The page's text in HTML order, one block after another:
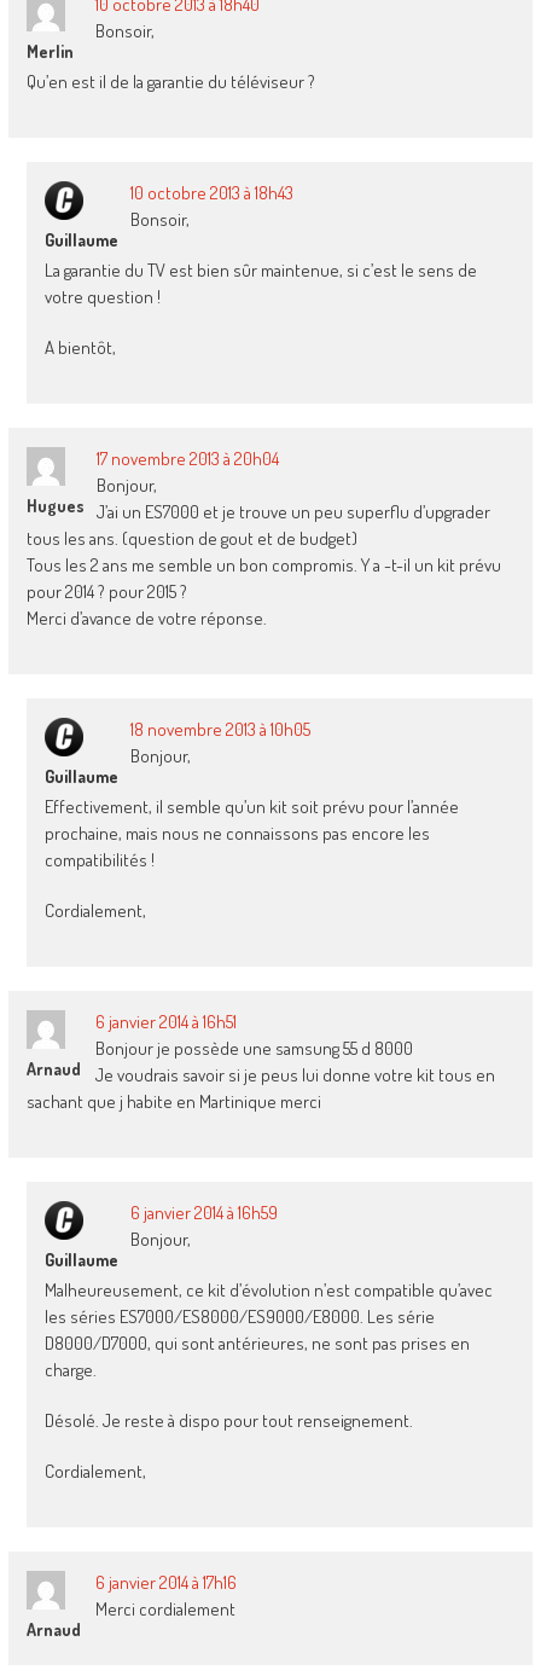
Merlin
Bonsoir,
Qu’en est il de la garantie du téléviseur ?
Guillaume
10 octobre 2013 à 18h43
Bonsoir,
La garantie du TV est bien sûr maintenue, si c’est le sens de
votre question !
A bientôt,
Hugues
17 novembre 2013 à 20h04
Bonjour,
J’ai un ES7000 et je trouve un peu superflu d’upgrader
tous les ans. (question de gout et de budget)
Tous les 2 ans me semble un bon compromis. Y a -t-il un kit prévu
pour 2014 ? pour 2015 ?
Merci d’avance de votre réponse.
Guillaume
18 novembre 2013 à 10h05
Bonjour,
Effectivement, il semble qu’un kit soit prévu pour l’année
prochaine, mais nous ne connaissons pas encore les
compatibilités !
Cordialement,
Arnaud
6 janvier 2014 à 16h51
Bonjour je possède une samsung 55 d 8000
Je voudrais savoir si je peus lui donne votre kit tous en
sachant que j habite en Martinique merci
Guillaume
6 janvier 2014 à 16h59
Bonjour,
Malheureusement, ce kit d’évolution n’est compatible qu’avec
les séries ES7000/ES8000/ES9000/E8000. Les série
D8000/D7000, qui sont antérieures, ne sont pas prises en
charge.
Désolé. Je reste à dispo pour tout renseignement.
Cordialement,
Arnaud
6 janvier 2014 à 17h16
Merci cordialement